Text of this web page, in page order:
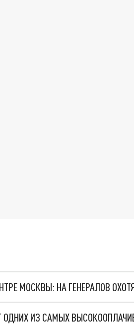
МОСКВЫ: НА ГЕНЕРАЛОВ